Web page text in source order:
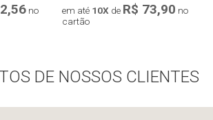
no
em até 10X de R$ 73,90 no
cartão
Compra rápida
DE NOSSOS CLIENTES